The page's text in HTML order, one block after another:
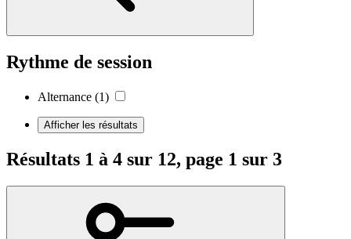
Rythme de session
Alternance (1)
Afficher les résultats
Résultats 1 à 4 sur 12, page 1 sur 3